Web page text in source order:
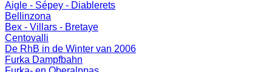
Aigle - Sépey - Diablerets
Bellinzona
Bex - Villars - Bretaye
Centovalli
De RhB in de Winter van 2006
Furka Dampfbahn